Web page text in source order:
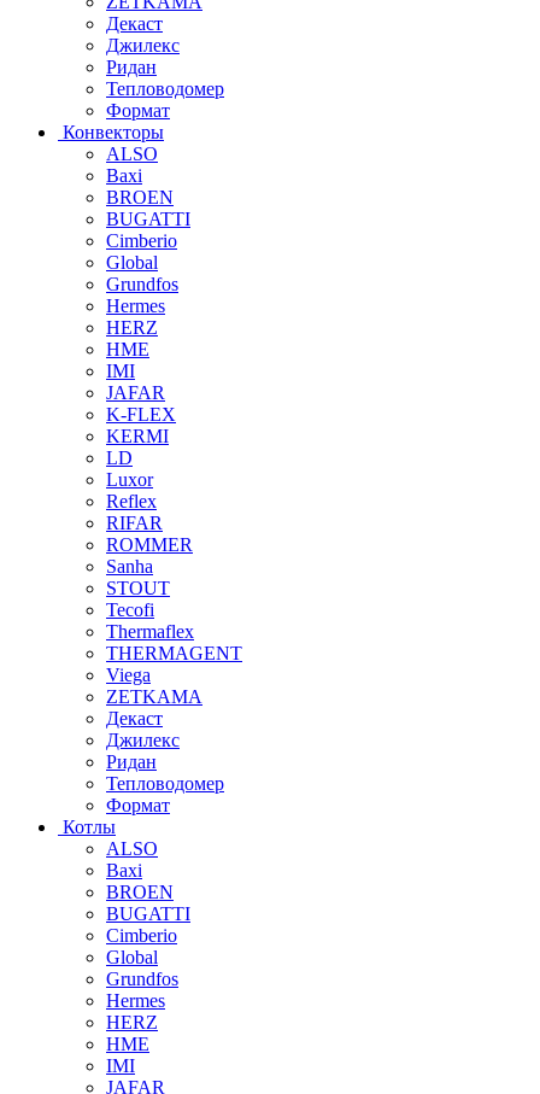
Декаст
Джилекс
Ридан
Тепловодомер
Формат
Конвекторы
ALSO
Baxi
BROEN
BUGATTI
Cimberio
Global
Grundfos
Hermes
HERZ
HME
IMI
JAFAR
K-FLEX
KERMI
LD
Luxor
Reflex
RIFAR
ROMMER
Sanha
STOUT
Tecofi
Thermaflex
THERMAGENT
Viega
ZETKAMA
Декаст
Джилекс
Ридан
Тепловодомер
Формат
Котлы
ALSO
Baxi
BROEN
BUGATTI
Cimberio
Global
Grundfos
Hermes
HERZ
HME
IMI
JAFAR